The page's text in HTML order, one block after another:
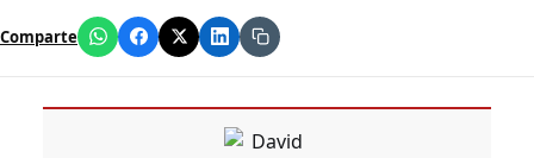
Comparte